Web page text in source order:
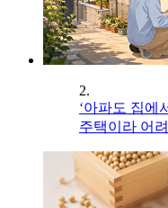
2.
‘아파도 집에
주택이라 어